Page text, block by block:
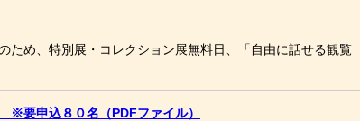
め、特別展・コレクション展無料日、「自由に話せる観覧
要申込８０名（PDFファイル）